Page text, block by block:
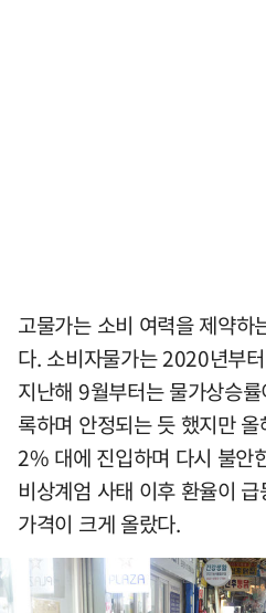
고물가는 소비 여력을 제약하
다. 소비자물가는 2020년부
지난해 9월부터는 물가상승
록하며 안정되는 듯 했지만
2% 대에 진입하며 다시 불안
비상계엄 사태 이후 환율이
가격이 크게 올랐다.